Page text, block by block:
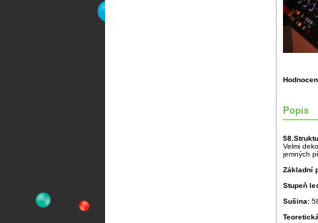
Popis
Velmi
jemných
Základní
Stupeň
Sušina: